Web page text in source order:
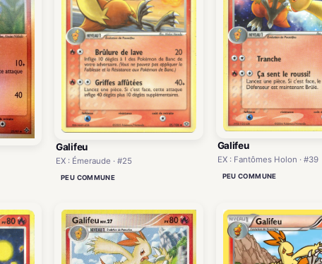
Galifeu
EX : Émeraude · #25
PEU COMMUNE
Galifeu
EX : Fantômes Holon · #39
PEU COMMUNE